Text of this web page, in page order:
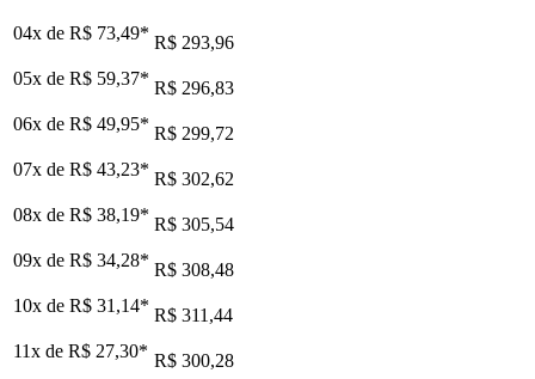
04x de R$ 73,49* R$ 293,96
05x de R$ 59,37* R$ 296,83
06x de R$ 49,95* R$ 299,72
07x de R$ 43,23* R$ 302,62
08x de R$ 38,19* R$ 305,54
09x de R$ 34,28* R$ 308,48
10x de R$ 31,14* R$ 311,44
11x de R$ 27,30* R$ 300,28